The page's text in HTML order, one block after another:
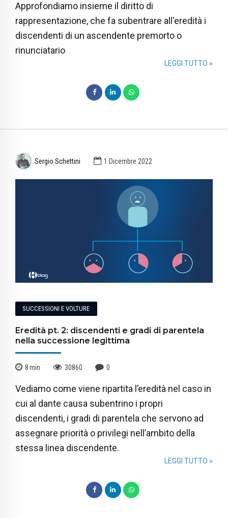
Approfondiamo insieme il diritto di
rappresentazione, che fa subentrare all'eredità i
discendenti di un ascendente premorto o
rinunciatario
LEGGI TUTTO »
Sergio Schettini 1 Dicembre 2022
SUCCESSIONI E VOLTURE
Eredità pt. 2: discendenti e gradi di parentela
nella successione legittima
8min 30860 0
Vediamo come viene ripartita l’eredità nel caso in
cui al dante causa subentrino i propri
discendenti, i gradi di parentela che servono ad
assegnare priorità o privilegi nell’ambito della
stessa linea discendente.
LEGGI TUTTO »